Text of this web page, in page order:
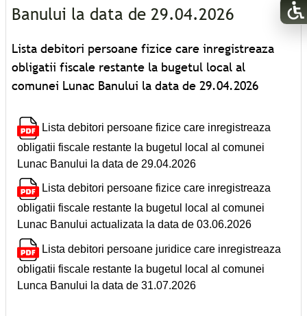
Banului la data de 29.04.2026
Lista debitori persoane fizice care inregistreaza
obligatii fiscale restante la bugetul local al
comunei Lunac Banului la data de 29.04.2026
Lista debitori persoane fizice care inregistreaza
obligatii fiscale restante la bugetul local al comunei
Lunac Banului la data de 29.04.2026
Lista debitori persoane fizice care inregistreaza
obligatii fiscale restante la bugetul local al comunei
Lunac Banului actualizata la data de 03.06.2026
Lista debitori persoane juridice care inregistreaza
obligatii fiscale restante la bugetul local al comunei
Lunca Banului la data de 31.07.2026